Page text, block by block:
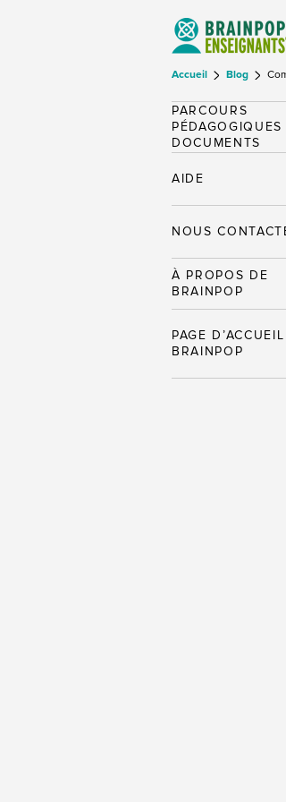
Accueil Blog
PARCOURS
PÉDAGOGIQUES
DOCUMENTS
AIDE
NOUS
À PROPOS DE
BRAINPOP
PAGE
BRAINPOP